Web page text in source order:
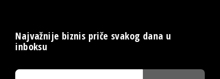
Najvažnije biznis priče svakog dana u
inboksu